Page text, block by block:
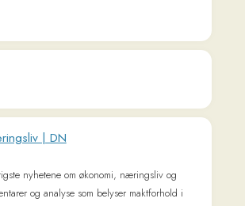
nyhetene om økonomi, næringsliv og
og analyse som belyser maktforhold i
fritt tilgjengelig.
marked